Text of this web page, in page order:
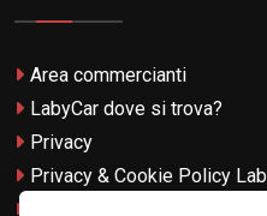
Area commercianti
LabyCar dove si trova?
Privacy
Privacy & Cookie Policy